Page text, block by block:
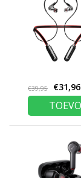
€39,95 €31,96